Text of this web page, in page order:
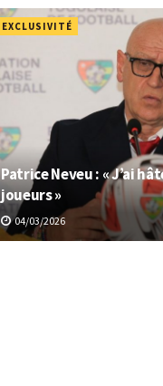
EXCLUSIVITÉ
Patrice Neveu : « J’ai
joueurs »
04/03/2026